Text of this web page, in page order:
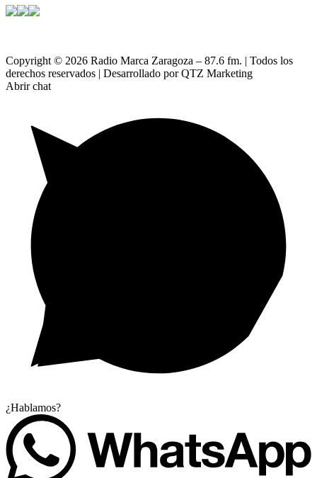
Copyright © 2026 Radio Marca Zaragoza – 87.6 fm. | Todos los
derechos reservados | Desarrollado por QTZ Marketing
Abrir chat
¿Hablamos?